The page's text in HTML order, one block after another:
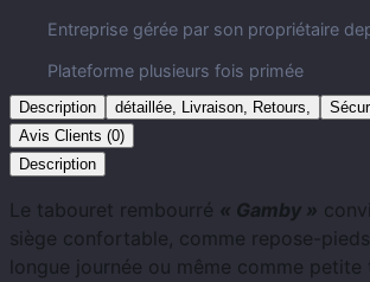
Entreprise gérée par son propriétaire
Plateforme plusieurs fois primée
Description détaillée, Livraison, Retours,
Avis Clients (0)
Description
Le tabouret rembourré « Gamby »
siège confortable, comme repose-
longue journée ou même comme